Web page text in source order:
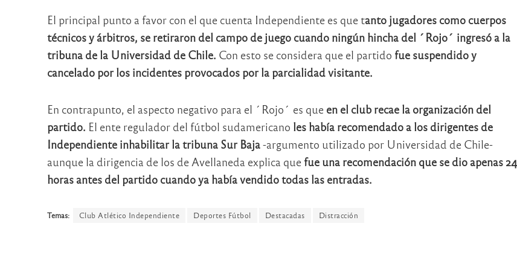
El principal punto a favor con el que cuenta Independiente es que tanto jugadores como cuerpos
técnicos y árbitros, se retiraron del campo de juego cuando ningún hincha del ´Rojo´ ingresó a la
tribuna de la Universidad de Chile. Con esto se considera que el partido fue suspendido y
cancelado por los incidentes provocados por la parcialidad visitante.
En contrapunto, el aspecto negativo para el ´Rojo´ es que en el club recae la organización del
partido. El ente regulador del fútbol sudamericano les había recomendado a los dirigentes de
Independiente inhabilitar la tribuna Sur Baja -argumento utilizado por Universidad de Chile-
aunque la dirigencia de los de Avellaneda explica quefue una recomendación que se dio apenas 24
horas antes del partido cuando ya había vendido todas las entradas.
Temas: Club Atlético Independiente Deportes Fútbol Destacadas Distracción